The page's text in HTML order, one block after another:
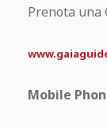
Prenota
Mobile